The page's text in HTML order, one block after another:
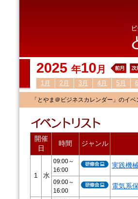
2025 年10 月
1月
2月 3月 4月 5月
「とやま＠ビジネスカレンダー」のイ
開催
日
時間 ジャンル
1 水
09:00～
16:00
実践機
09:00～
16:00
電気系